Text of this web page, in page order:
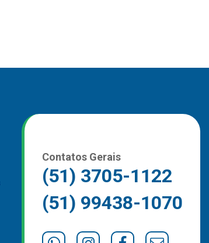
Contatos Gerais
(51) 3705-1122
(51) 99438-1070